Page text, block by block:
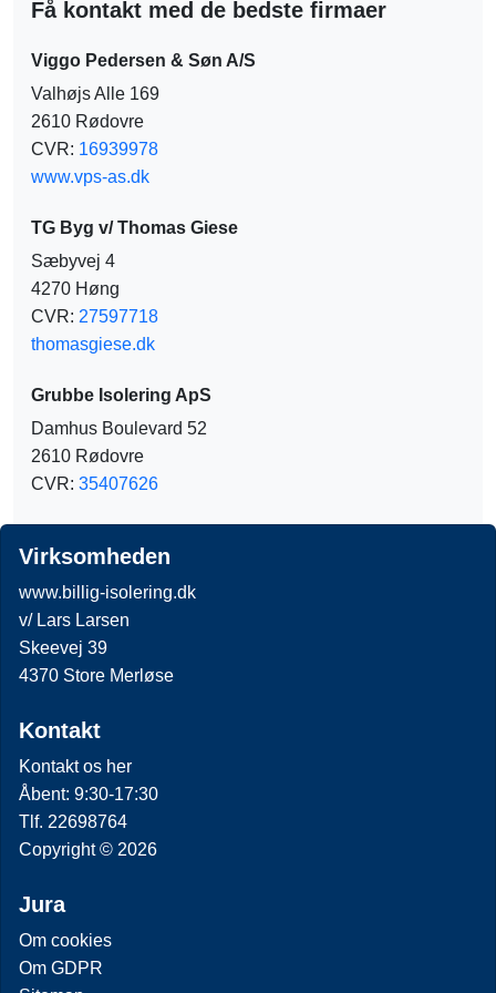
k
e
n
Få kontakt med de bedste firmaer
Viggo Pedersen & Søn A/S
Valhøjs Alle 169
2610 Rødovre
CVR: 16939978
www.vps-as.dk
TG Byg v/ Thomas Giese
Sæbyvej 4
4270 Høng
CVR: 27597718
thomasgiese.dk
Grubbe Isolering ApS
Damhus Boulevard 52
2610 Rødovre
CVR: 35407626
Virksomheden
www.billig-isolering.dk
v/ Lars Larsen
Skeevej 39
4370 Store Merløse
Kontakt
Kontakt os her
Åbent: 9:30-17:30
Tlf. 22698764
Copyright © 2026
Jura
Om cookies
Om GDPR